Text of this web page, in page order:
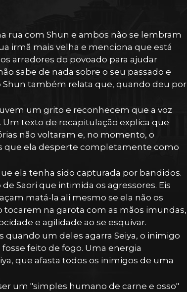
rua com Shun e ambos não se lembram
irmã mais velha e menciona que está
arredores do povoado para ajudar
sabe de nada sobre o seu passado e
também relata que, quando deu por
um grito e reconhecem que a voz
texto de recapitulação explica que
não voltaram e, no momento, o
que ela desperte completamente como
ela tenha sido capturada por bandidos.
Saori que intimida os agressores. Eis
matá-la ali mesmo se ela não os
tocarem na garota com as mãos imundas,
e agilidade ao se esquivar.
quando um deles agarra Seiya, o inimigo
feito de fogo. Uma energia
que afasta todos os inimigos de uma
um "simples humano de carne e osso"